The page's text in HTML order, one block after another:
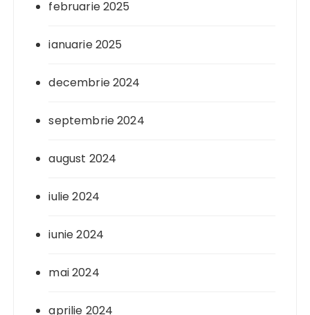
februarie 2025
ianuarie 2025
decembrie 2024
septembrie 2024
august 2024
iulie 2024
iunie 2024
mai 2024
aprilie 2024